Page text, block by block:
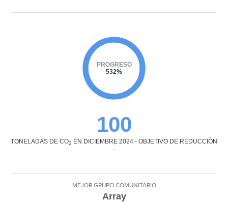
PROGRESO
532%
100
TONELADAS DE CO2 EN DICIEMBRE 2024 - OBJETIVO DE REDUCCIÓN
-
MEJOR GRUPO COMUNITARIO
Array